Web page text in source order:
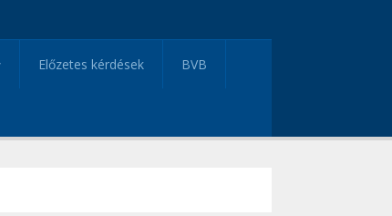
Előzetes kérdések BVB